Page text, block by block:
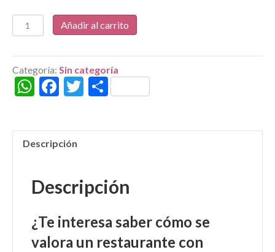
Máster
Crítica
pago)
cantidad
Añadir al carrito
Categoría: Sin categoría
W
at
s
p
F
e
b
o
T
itt
C
m
ti
Descripción
Descripción
¿Te interesa saber cómo se
valora un restaurante con